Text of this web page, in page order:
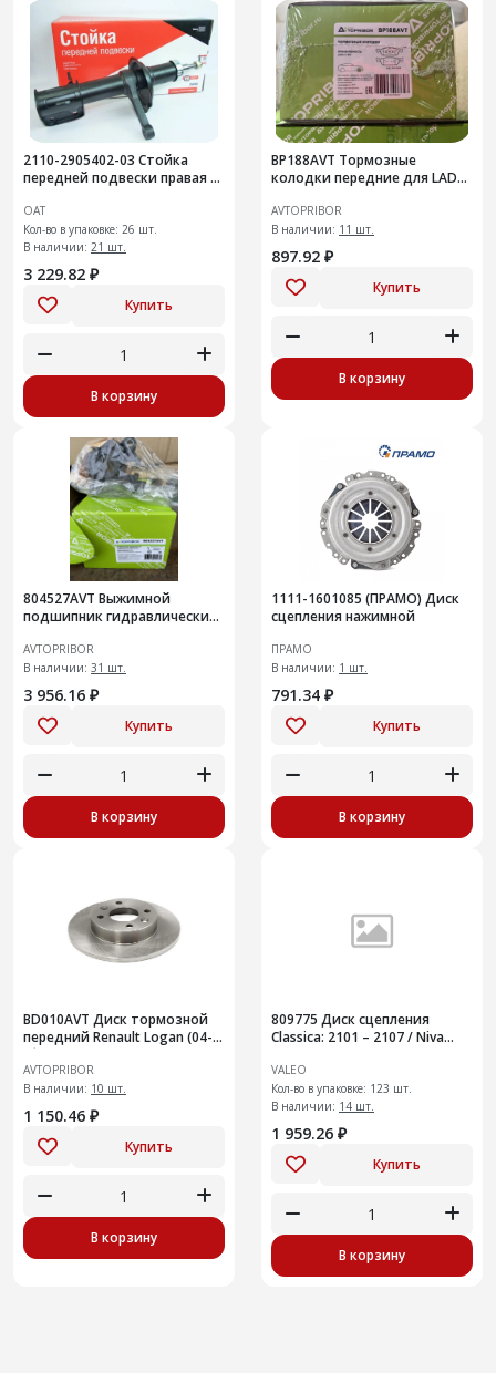
2110-2905402-03 Стойка
передней подвески правая с
ОАТ
Кол-во в упаковке: 26 шт.
В наличии: 21 шт.
3 229.82 ₽
Купить
В корзину
BP188AVT Тормозные
колодки передние для LADA
AVTOPRIBOR
В наличии: 11 шт.
897.92 ₽
Купить
В корзину
804527AVT Выжимной
подшипник гидравлический
AVTOPRIBOR
В наличии: 31 шт.
3 956.16 ₽
Купить
В корзину
1111-1601085 (ПРАМО) Диск
сцепления нажимной
ПРАМО
В наличии: 1 шт.
791.34 ₽
Купить
В корзину
BD010AVT Диск тормозной
передний Renault Logan (04-)
(без ABS)
AVTOPRIBOR
В наличии: 10 шт.
1 150.46 ₽
Купить
В корзину
809775 Диск сцепления
Classica: 2101 – 2107 / Niva
VALEO
Кол-во в упаковке: 123 шт.
В наличии: 14 шт.
1 959.26 ₽
Купить
В корзину